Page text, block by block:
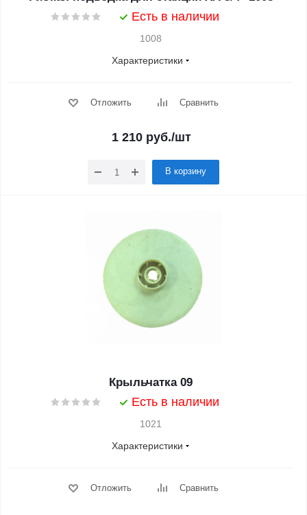
Есть в наличии
1008
Характеристики
Отложить Сравнить
1 210руб./шт
В корзину
Крыльчатка 09
Есть в наличии
1021
Характеристики
Отложить Сравнить